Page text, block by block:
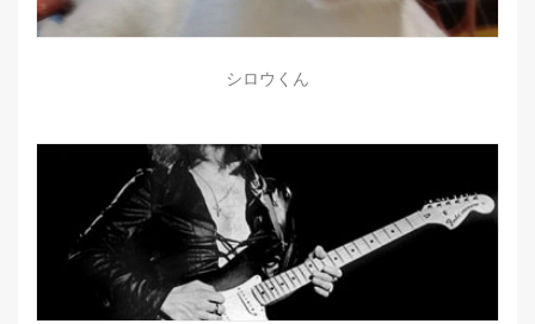
シロウくん